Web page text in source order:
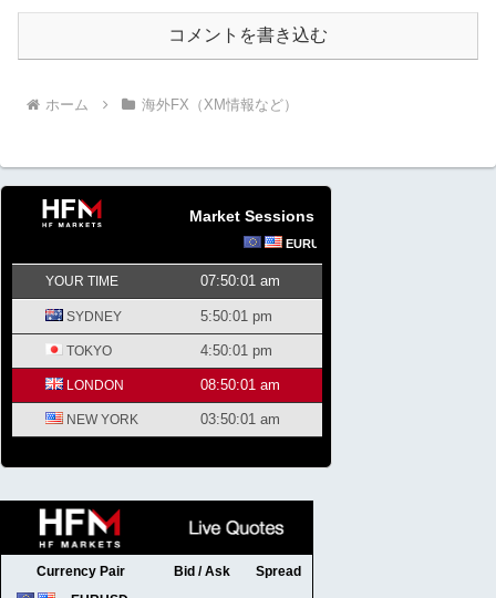
コメントを書き込む
ホーム 海外FX（XM情報など）
Market Sessions